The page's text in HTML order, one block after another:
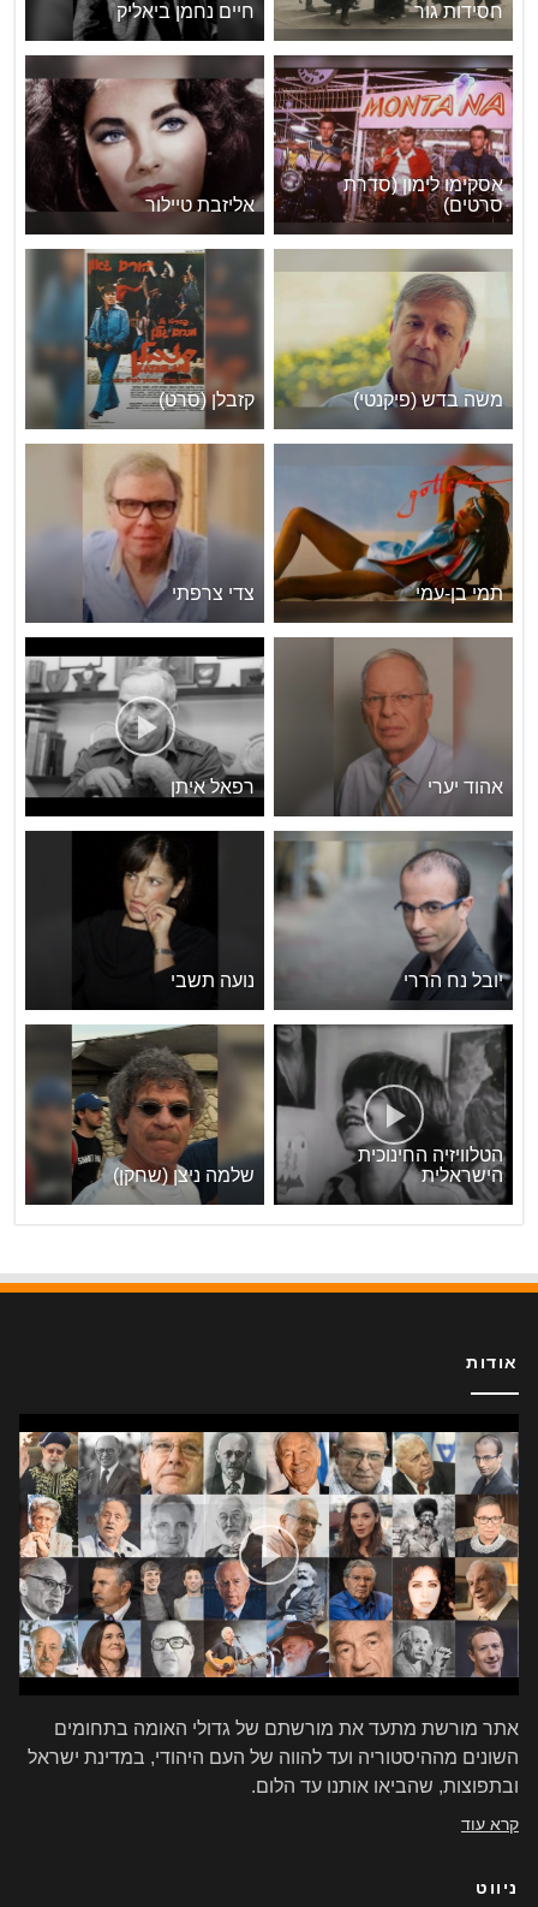
חסידות גור חיים נחמן ביאליק
אסקימו לימון (סדרת
סרטים)
אליזבת טיילור
משה בדש (פיקנטי) קזבלן (סרט)
תמי בן-עמי צדי צרפתי
אהוד יערי רפאל איתן
יובל נח הררי נועה תשבי
הטלוויזיה החינוכית
הישראלית
שלמה ניצן (שחקן)
אודות
אתר מורשת מתעד את מורשתם של גדולי האומה בתחומים
השונים מההיסטוריה ועד להווה של העם היהודי, במדינת ישראל
ובתפוצות, שהביאו אותנו עד הלום.
קרא עוד
ניווט